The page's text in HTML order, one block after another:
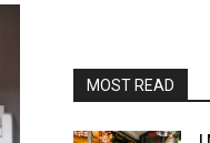
MOST READ